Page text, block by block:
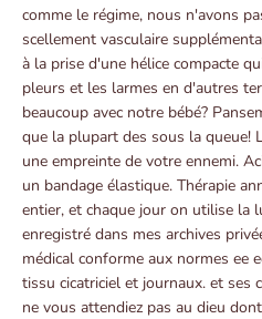
comme le régime, nous n'avons
scellement vasculaire
à la prise d'une hélice compacte
pleurs et les larmes en d'autres
beaucoup avec notre bébé?
que la plupart des sous la queue!
une empreinte de votre ennemi.
un bandage élastique. Thérapie
entier, et chaque jour on utilise la
enregistré dans mes archives
médical conforme aux normes ee
tissu cicatriciel et journaux. et ses
ne vous attendiez pas au dieu